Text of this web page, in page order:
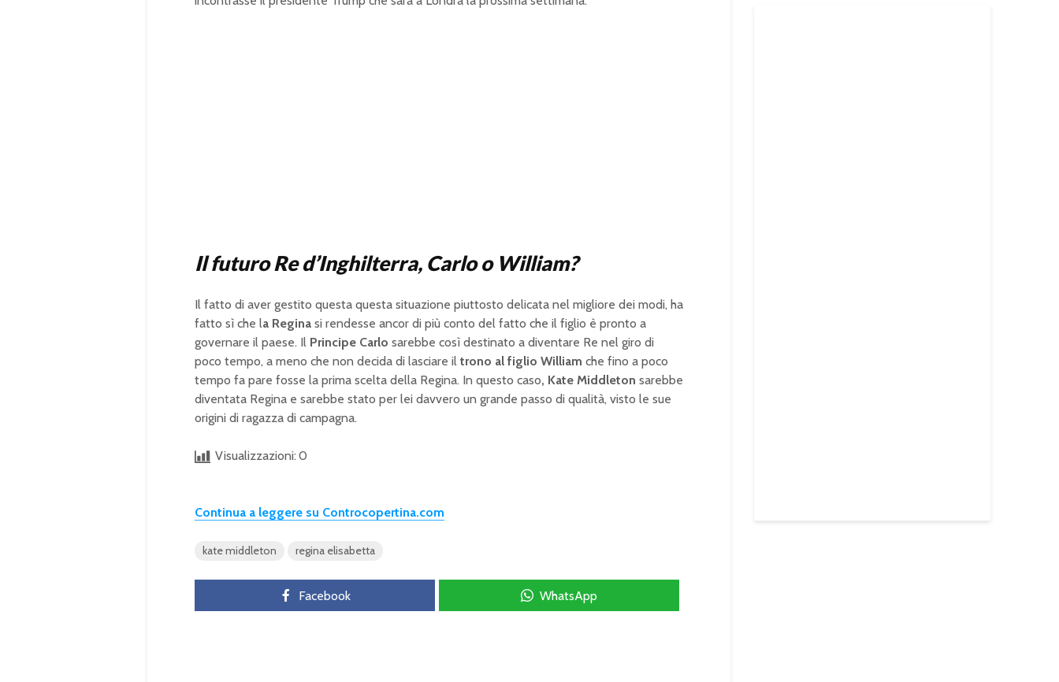
Il futuro Re d’Inghilterra, Carlo o William?
Il fatto di aver gestito questa questa situazione piuttosto delicata nel migliore dei modi, ha
fatto sì che la Regina si rendesse ancor di più conto del fatto che il figlio è pronto a
governare il paese. Il Principe Carlo sarebbe così destinato a diventare Re nel giro di
poco tempo, a meno che non decida di lasciare il trono al figlio William che fino a poco
tempo fa pare fosse la prima scelta della Regina. In questo caso, Kate Middleton sarebbe
diventata Regina e sarebbe stato per lei davvero un grande passo di qualità, visto le sue
origini di ragazza di campagna.
Visualizzazioni: 0
Continua a leggere su Controcopertina.com
kate middleton regina elisabetta
Facebook WhatsApp